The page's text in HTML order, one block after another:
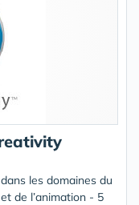
les domaines du
de l’animation - 5